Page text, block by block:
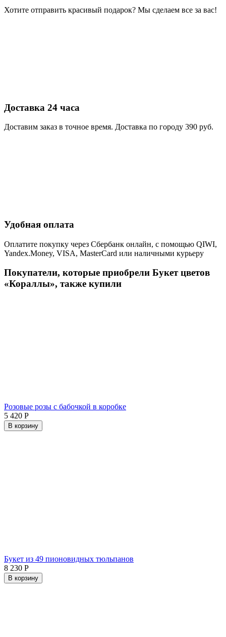
Хотите отправить красивый подарок? Мы сделаем все за вас!
Доставка 24 часа
Доставим заказ в точное время. Доставка по городу 390 руб.
Удобная оплата
Оплатите покупку через Сбербанк онлайн, с помощью QIWI,
Yandex.Money, VISA, MasterCard или наличными курьеру
Покупатели, которые приобрели Букет цветов
«Кораллы», также купили
Розовые розы с бабочкой в коробке
5 420 Р
В корзину
Букет из 49 пионовидных тюльпанов
8 230 Р
В корзину